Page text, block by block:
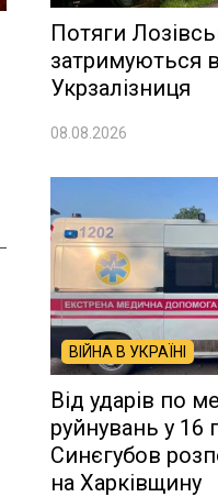
Потяги
затримуються
Укрзалізниця
08.08.2026
ВІЙНА В УКРАЇНІ
Від ударів по
руйнувань у 16
Синєгубов
на Харківщину